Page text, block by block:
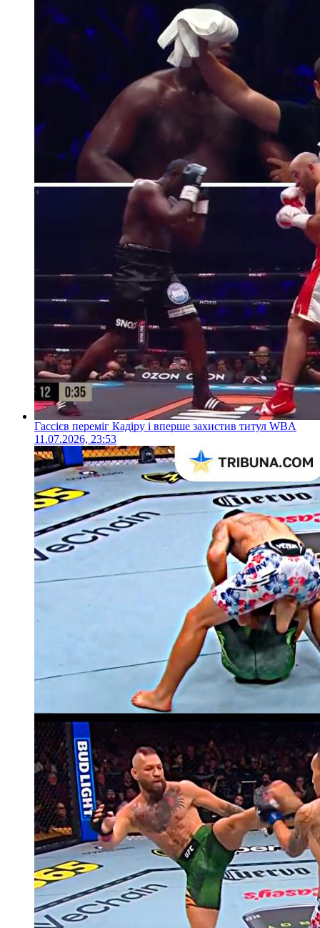
Гассієв переміг Кадіру і вперше захистив титул WBA
11.07.2026, 23:53